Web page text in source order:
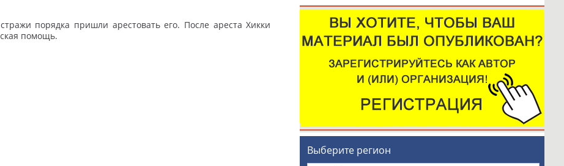
порядка пришли арестовать его. После ареста Хикки
помощь.
Выберите регион